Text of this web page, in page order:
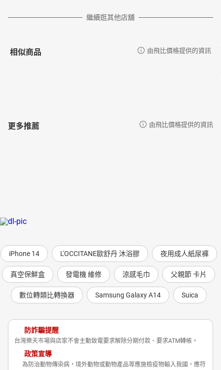
繼續逛其他店舖
相似商品 由飛比價格提供的資訊
更多推薦 由飛比價格提供的資訊
iPhone 14 L'OCCITANE歐舒丹 沐浴膠 夜用成人紙尿褲
真空保鮮盒 發電機 維修 涼感毛巾 父親節 卡片
數位轉類比轉換器 Samsung Galaxy A14 Suica
防詐騙提醒
台灣樂天市場與店家不會主動致電要求解除分期付款、要求ATM轉帳。
政策宣導
為防治動物傳染病，境外動物或動物產品等應施檢疫物輸入我國，應符